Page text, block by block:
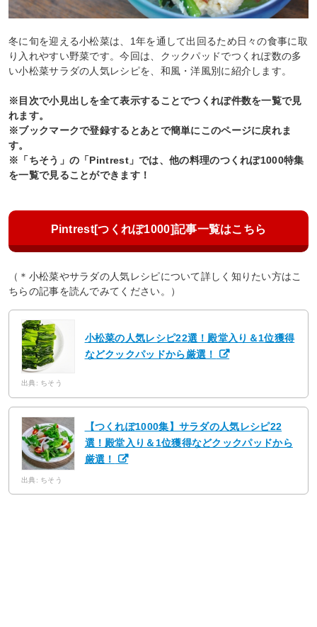
冬に旬を迎える小松菜は、1年を通して出回るため日々の食事に取
り入れやすい野菜です。今回は、クックパッドでつくれぽ数の多
い小松菜サラダの人気レシピを、和風・洋風別に紹介します。
※目次で小見出しを全て表示することでつくれぽ件数を一覧で見
れます。
※ブックマークで登録するとあとで簡単にこのページに戻れま
す。
※「ちそう」の「Pintrest」では、他の料理のつくれぽ1000特集
を一覧で見ることができます！
Pintrest[つくれぽ1000]記事一覧はこちら
（＊小松菜やサラダの人気レシピについて詳しく知りたい方はこ
ちらの記事を読んでみてください。）
小松菜の人気レシピ22選！殿堂入り＆1位獲得
などクックパッドから厳選！
出典: ちそう
【つくれぽ1000集】サラダの人気レシピ22
選！殿堂入り＆1位獲得などクックパッドから
厳選！
出典: ちそう